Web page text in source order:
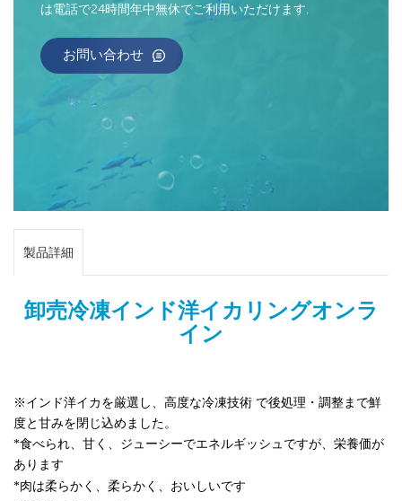
は電話で24時間年中無休でご利用いただけます.
お問い合わせ
製品詳細
卸売冷凍インド洋イカリングオンラ
イン
※インド洋イカを厳選し、高度な冷凍技術 で後処理・調整まで鮮
度と甘みを閉じ込めました。
*食べられ、甘く、ジューシーでエネルギッシュですが、栄養価が
あります
*肉は柔らかく、柔らかく、おいしいです